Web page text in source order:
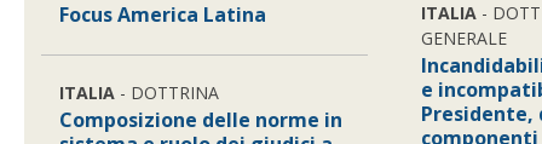
Focus America Latina
ITALIA - DOTTRINA
Composizione delle norme in
ITALIA -
GENERALE
e